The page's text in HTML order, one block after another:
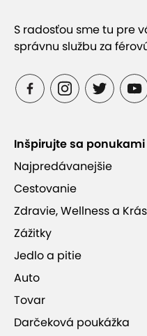
S radosťou sme tu pre
správnu službu za
Inšpirujte sa ponukami
Najpredávanejšie
Cestovanie
Zdravie, Wellness a
Zážitky
Jedlo a pitie
Auto
Tovar
Darčeková poukážka